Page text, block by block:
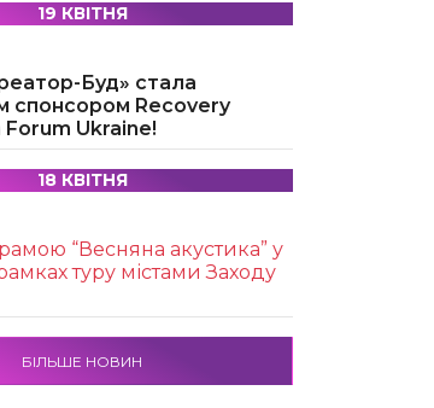
19 КВІТНЯ
Буд» стала
спонсором Recovery
Ukraine!
18 КВІТНЯ
“Весняна акустика” у
туру містами Заходу
БІЛЬШЕ НОВИН